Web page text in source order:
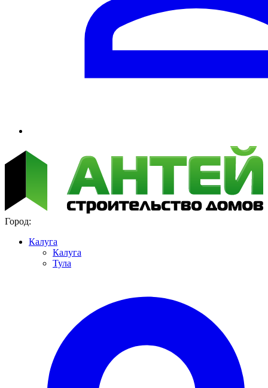
Город:
Калуга
Калуга
Тула